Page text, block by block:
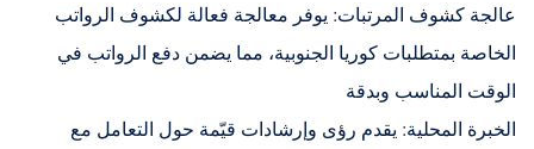
عالجة كشوف المرتبات: يوفر معالجة فعالة لكشوف الرواتب
الخاصة بمتطلبات كوريا الجنوبية، مما يضمن دفع الرواتب في
الوقت المناسب وبدقة
الخبرة المحلية: يقدم رؤى وإرشادات قيّمة حول التعامل مع